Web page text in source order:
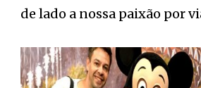
de lado a nossa paixão por